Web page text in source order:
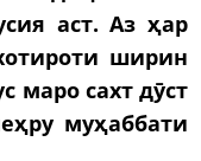
аст. Аз ҳар
ширин
маро сахт дӯст
муҳаббати